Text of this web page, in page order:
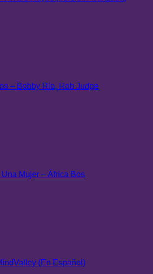
– Bobby Rio, Rob Judge
Mujer – África Bos
(En Español)